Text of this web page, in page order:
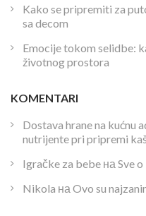
Kako se pripremiti za
sa decom
Emocije tokom selidbe:
životnog prostora
KOMENTARI
Dostava hrane na kućnu
nutrijente pri pripremi
Igračke za bebe на Sve
Nikola на Ovo su